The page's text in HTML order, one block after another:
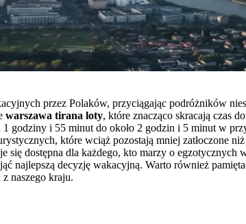
przez Polaków, przyciągając podróżników
warszawa tirana loty, które znacząco skracają czas
godziny i 55 minut do około 2 godzin i 5 minut w
które wciąż pozostają mniej zatłoczone
dostępna dla każdego, kto marzy o egzotycznych
najlepszą decyzję wakacyjną. Warto również
z naszego kraju.